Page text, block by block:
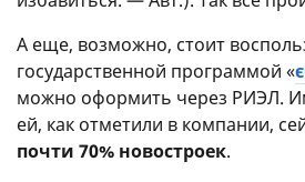
А еще, возможно, стоит
государственной программой «
можно оформить через РИЭЛ.
ей, как отметили в компании,
почти 70% новостроек.